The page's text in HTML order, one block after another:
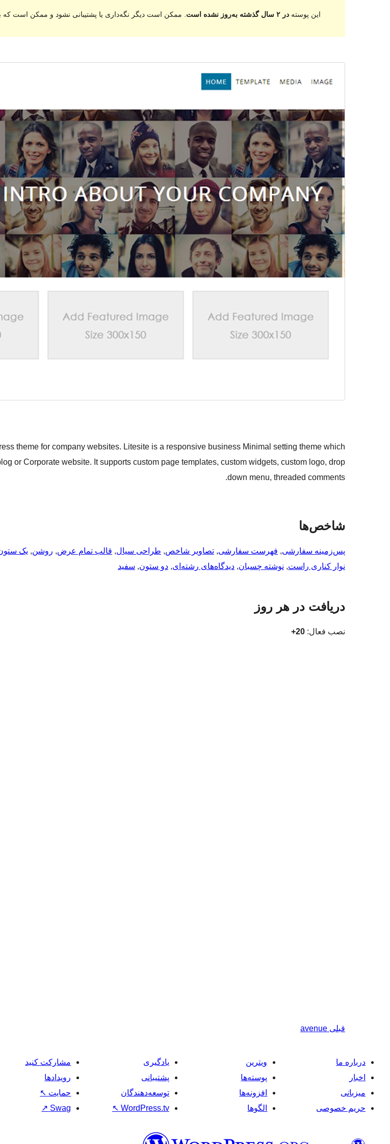
این پوستهدر ۲ سال گذشته به‌روز نشده است . ممکن است دیگر نگه‌داری یا پشتیبانی نشود و ممکن است که
theme for company websites. Litesite is a responsive business Minimal setting theme which
or Corporate website. It supports custom page templates, custom widgets, custom logo, drop
down menu, threaded comments.
شاخص‌ها
پس‌زمینه سفارشی, فهرست سفارشی, تصاویر شاخص, طراحی سیال, قالب تمام عرض, روشن, یک
نوار کناری راست, نوشته چسبان, دیدگاه‌های رشته‌ای, دو ستون, سفید
دریافت در هر روز
نصب فعال: 20+
قبلی avenue
درباره ما
اخبار
میزبانی
حریم خصوصی
ویترین
پوسته‌ها
افزونه‌ها
الگوها
یادگیری
پشتیبانی
توسعه‌دهندگان
WordPress.tv
↖
مشارکت کنید
رویدادها
حمایت ↖
Swag
↗